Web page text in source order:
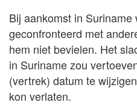
Bij aankomst in
geconfronteerd met
hem niet bevielen. Het
in Suriname zou
(vertrek) datum te
kon verlaten.